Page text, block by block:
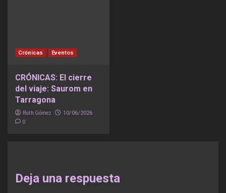
Crónicas Eventos
CRÓNICAS: El cierre
del viaje: Saurom en
Tarragona
Ruth Gómez 10/06/2026
0
Deja una respuesta